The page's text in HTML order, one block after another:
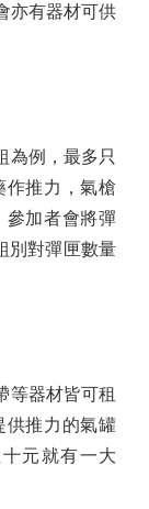
亦有器材可供
例，最多只
作推力，氣槍
參加者會將彈
別對彈匣數量
器材皆可租
供推力的氣罐
元就有一大